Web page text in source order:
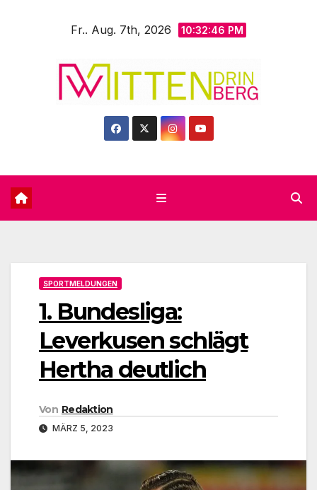
Fr.. Aug. 7th, 2026 10:32:48 PM
SPORTMELDUNGEN
1. Bundesliga:
Leverkusen schlägt
Hertha deutlich
Von Redaktion
MÄRZ 5, 2023